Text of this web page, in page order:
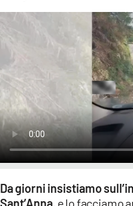
App
Da giorni insistiamo
Sant’Anna, e lo facciamo